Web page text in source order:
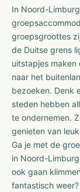
In Noord-
groepsgroottes
de Duitse grens
uitstapjes maken
naar het
bezoeken. Denk
steden hebben
te ondernemen.
genieten van
Ga je met de
in Noord-
ook gaan
fantastisch